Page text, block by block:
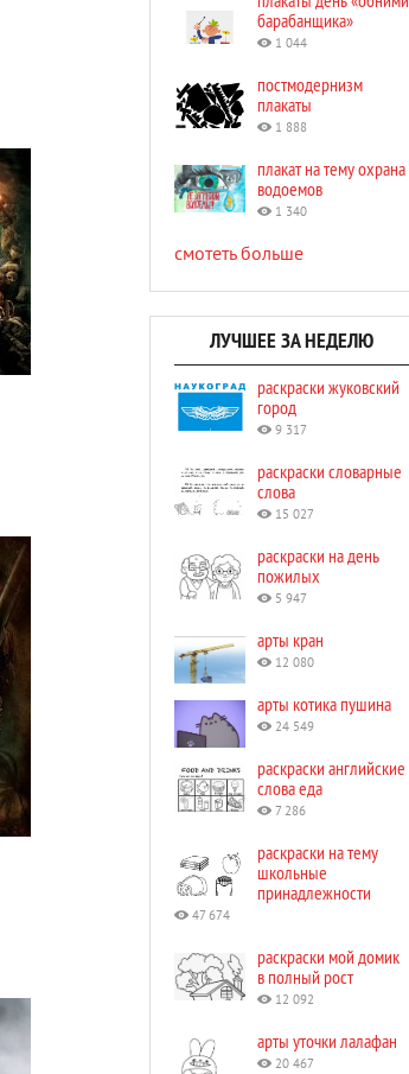
барабанщика»
1 044
постмодернизм
плакаты
1 888
плакат на тему охрана
водоемов
1 340
смотеть больше
ЛУЧШЕЕ ЗА НЕДЕЛЮ
раскраски жуковский
город
9 317
раскраски словарные
слова
15 027
раскраски на день
пожилых
5 947
арты кран
12 080
арты котика пушина
24 549
раскраски английские
слова еда
7 286
раскраски на тему
школьные
принадлежности
47 674
раскраски мой домик
в полный рост
12 092
арты уточки лалафан
20 467